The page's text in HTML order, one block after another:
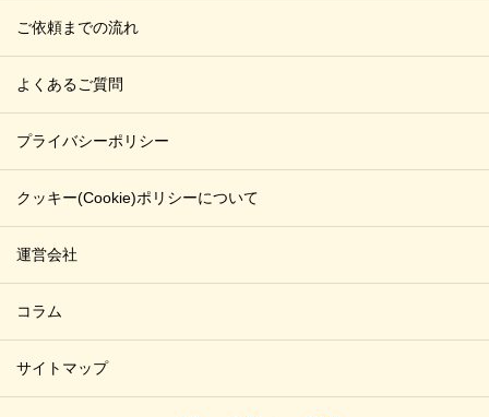
ご依頼までの流れ
よくあるご質問
プライバシーポリシー
クッキー(Cookie)ポリシーについて
運営会社
コラム
サイトマップ